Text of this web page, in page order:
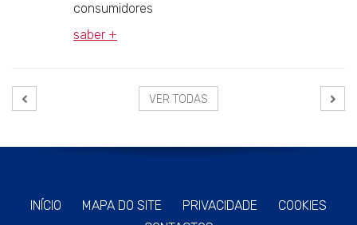
consumidores
saber +
VER TODAS
INÍCIO MAPA DO SITE PRIVACIDADE
COOKIES